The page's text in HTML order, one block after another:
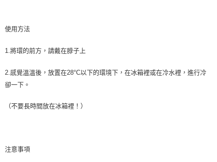
使用方法
1.將環的前方，請戴在脖子上
2.感覺溫溫後，放置在28°C以下的環境下，在冰箱裡或在冷水裡，進行冷
卻一下。
（不要長時間放在冰箱裡！）
注意事項